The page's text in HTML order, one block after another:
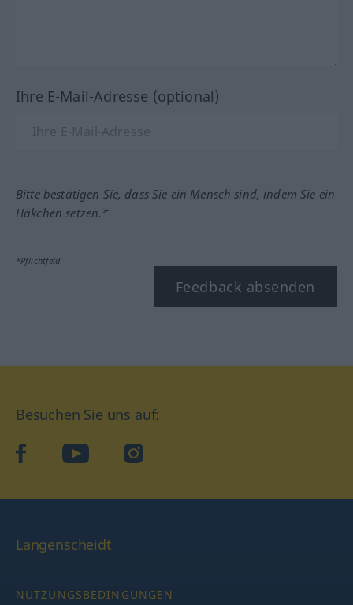
Ihre E-Mail-Adresse (optional)
Bitte bestätigen Sie, dass Sie ein Mensch sind, indem Sie ein
Häkchen setzen.*
*Pflichtfeld
Feedback absenden
Besuchen Sie uns auf:
facebookYouTube Instagram
Langenscheidt
NUTZUNGSBEDINGUNGEN